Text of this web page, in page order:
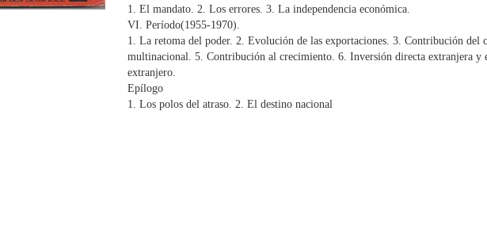
1. El mandato. 2. Los errores. 3. La independencia económica.
VI. Período(1955-1970).
1. La retoma del poder. 2. Evolución de las exportaciones. 3. Contribución del
multinacional. 5. Contribución al crecimiento. 6. Inversión directa extranjera y
extranjero.
Epílogo
1. Los polos del atraso. 2. El destino nacional